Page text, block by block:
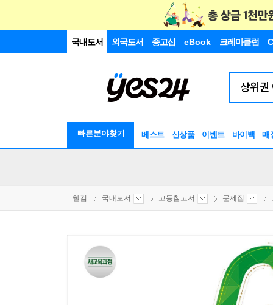
국내도서 외국도서 중고샵 eBook 크레마클럽
빠른분야찾기 베스트 신상품 이벤트 바이백 매
웰컴 국내도서 고등참고서 문제집